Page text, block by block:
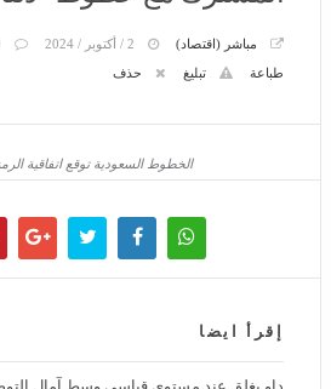
إقرأ ايضا
داو يغلق عند مستوى قياسي وسط آمال